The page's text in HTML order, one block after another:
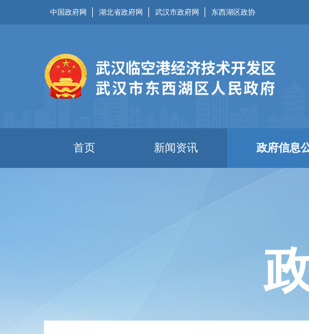
中国政府网 湖北省政府网 武汉市政府网 东西湖区政协
首页 新闻资讯 政府信息